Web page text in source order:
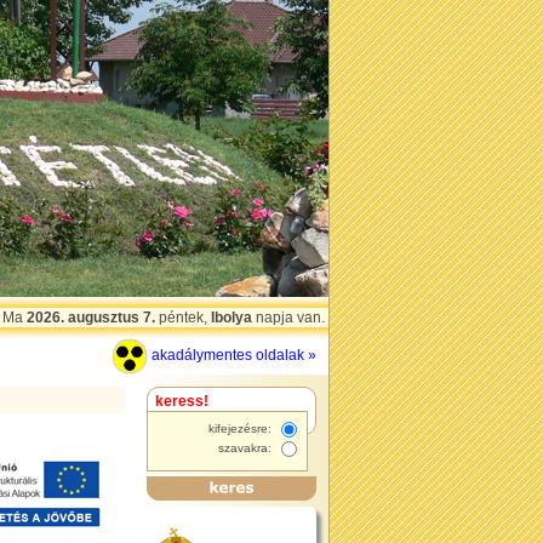
Ma 2026. augusztus 7. péntek, Ibolya napja van.
akadálymentes oldalak »
kifejezésre:
szavakra: